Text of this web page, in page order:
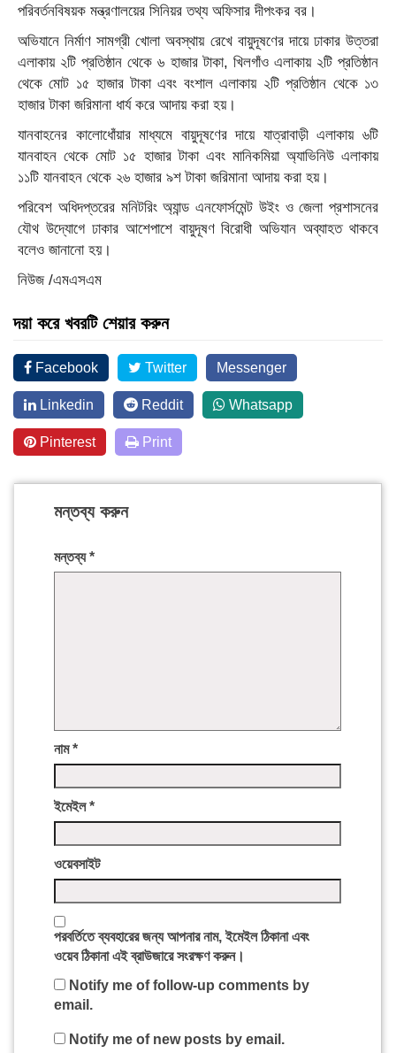
পরিবর্তনবিষয়ক মন্ত্রণালয়ের সিনিয়র তথ্য অফিসার দীপংকর বর।
অভিযানে নির্মাণ সামগ্রী খোলা অবস্থায় রেখে বায়ুদূষণের দায়ে ঢাকার উত্তরা
এলাকায় ২টি প্রতিষ্ঠান থেকে ৬ হাজার টাকা, খিলগাঁও এলাকায় ২টি প্রতিষ্ঠান
থেকে মোট ১৫ হাজার টাকা এবং বংশাল এলাকায় ২টি প্রতিষ্ঠান থেকে ১৩
হাজার টাকা জরিমানা ধার্য করে আদায় করা হয়।
যানবাহনের কালোধোঁয়ার মাধ্যমে বায়ুদূষণের দায়ে যাত্রাবাড়ী এলাকায় ৬টি
যানবাহন থেকে মোট ১৫ হাজার টাকা এবং মানিকমিয়া অ্যাভিনিউ এলাকায়
১১টি যানবাহন থেকে ২৬ হাজার ৯শ টাকা জরিমানা আদায় করা হয়।
পরিবেশ অধিদপ্তরের মনিটরিং অ্যান্ড এনফোর্সমেন্ট উইং ও জেলা প্রশাসনের
যৌথ উদ্যোগে ঢাকার আশেপাশে বায়ুদূষণ বিরোধী অভিযান অব্যাহত থাকবে
বলেও জানানো হয়।
নিউজ /এমএসএম
দয়া করে খবরটি শেয়ার করুন
Facebook Twitter Messenger
Linkedin Reddit Whatsapp
Pinterest Print
মন্তব্য করুন
মন্তব্য*
নাম*
ইমেইল*
ওয়েবসাইট
পরবর্তিতে ব্যবহারের জন্য আপনার নাম, ইমেইল ঠিকানা এবং
ওয়েব ঠিকানা এই ব্রাউজারে সংরক্ষণ করুন।
Notify me of follow-up comments by
email.
Notify me of new posts by email.